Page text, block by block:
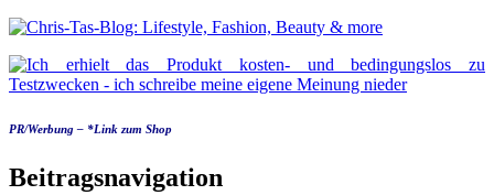
PR/Werbung – *Link zum Shop
Beitragsnavigation